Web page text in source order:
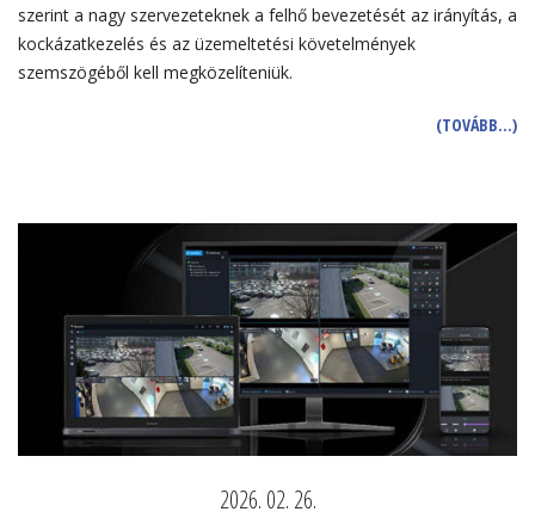
szerint a nagy szervezeteknek a felhő bevezetését az irányítás, a
kockázatkezelés és az üzemeltetési követelmények
szemszögéből kell megközelíteniük.
(TOVÁBB…)
2026. 02. 26.